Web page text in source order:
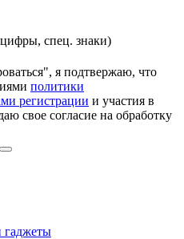
спец. знаки)
я подтвержаю, что
политики
регистрации и участия в
свое согласие на обработку